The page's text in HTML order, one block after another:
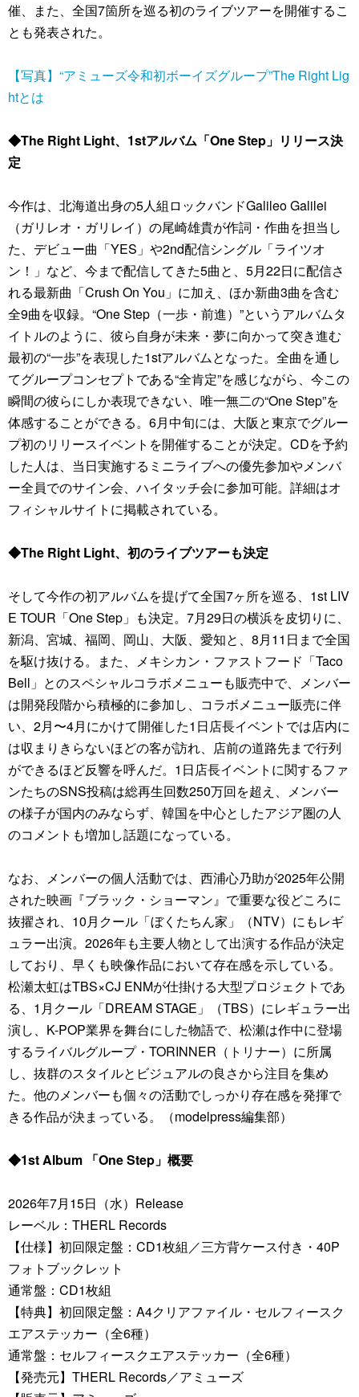
催、また、全国7箇所を巡る初のライブツアーを開催するこ
とも発表された。
【写真】“アミューズ令和初ボーイズグループ”The Right Lig
htとは
◆The Right Light、1stアルバム「One Step」リリース決
定
今作は、北海道出身の5人組ロックバンドGalileo Galilei
（ガリレオ・ガリレイ）の尾崎雄貴が作詞・作曲を担当し
た、デビュー曲「YES」や2nd配信シングル「ライツオ
ン！」など、今まで配信してきた5曲と、5月22日に配信さ
れる最新曲「Crush On You」に加え、ほか新曲3曲を含む
全9曲を収録。“One Step（一歩・前進）”というアルバムタ
イトルのように、彼ら自身が未来・夢に向かって突き進む
最初の“一歩”を表現した1stアルバムとなった。全曲を通し
てグループコンセプトである“全肯定”を感じながら、今この
瞬間の彼らにしか表現できない、唯一無二の“One Step”を
体感することができる。6月中旬には、大阪と東京でグルー
プ初のリリースイベントを開催することが決定。CDを予約
した人は、当日実施するミニライブへの優先参加やメンバ
ー全員でのサイン会、ハイタッチ会に参加可能。詳細はオ
フィシャルサイトに掲載されている。
◆The Right Light、初のライブツアーも決定
そして今作の初アルバムを提げて全国7ヶ所を巡る、1st LIV
E TOUR「One Step」も決定。7月29日の横浜を皮切りに、
新潟、宮城、福岡、岡山、大阪、愛知と、8月11日まで全国
を駆け抜ける。また、メキシカン・ファストフード「Taco
Bell」とのスペシャルコラボメニューも販売中で、メンバー
は開発段階から積極的に参加し、コラボメニュー販売に伴
い、2月〜4月にかけて開催した1日店長イベントでは店内に
は収まりきらないほどの客が訪れ、店前の道路先まで行列
ができるほど反響を呼んだ。1日店長イベントに関するファ
ンたちのSNS投稿は総再生回数250万回を超え、メンバー
の様子が国内のみならず、韓国を中心としたアジア圏の人
のコメントも増加し話題になっている。
なお、メンバーの個人活動では、西浦心乃助が2025年公開
された映画『ブラック・ショーマン』で重要な役どころに
抜擢され、10月クール「ぼくたちん家」（NTV）にもレギ
ュラー出演。2026年も主要人物として出演する作品が決定
しており、早くも映像作品において存在感を示している。
松瀬太虹はTBS×CJ ENMが仕掛ける大型プロジェクトであ
る、1月クール「DREAM STAGE」（TBS）にレギュラー出
演し、K-POP業界を舞台にした物語で、松瀬は作中に登場
するライバルグループ・TORINNER（トリナー）に所属
し、抜群のスタイルとビジュアルの良さから注目を集め
た。他のメンバーも個々の活動でしっかり存在感を発揮で
きる作品が決まっている。（modelpress編集部）
◆1st Album 「One Step」概要
2026年7月15日（水）Release
レーベル：THERL Records
【仕様】初回限定盤：CD1枚組／三方背ケース付き・40P
フォトブックレット
通常盤：CD1枚組
【特典】初回限定盤：A4クリアファイル・セルフィースク
エアステッカー（全6種）
通常盤：セルフィースクエアステッカー（全6種）
【発売元】THERL Records／アミューズ